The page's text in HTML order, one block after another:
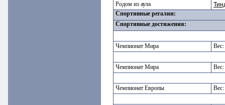
Родом из аула
Спортивные регалии:
Спортивные достижения:
Чемпионат Мира
Чемпионат Мира
Чемпионат Европы